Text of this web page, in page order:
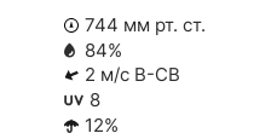
744 мм рт. ст.
84%
2 м/с В-СВ
8
12%